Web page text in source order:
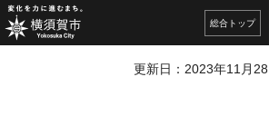
総合 トップ
更新日：2023年11月28